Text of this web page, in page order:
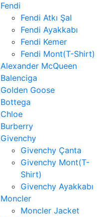
Fendi
Fendi Atkı Şal
Fendi Ayakkabı
Fendi Kemer
Fendi Mont(T-Shirt)
Alexander McQueen
Balenciga
Golden Goose
Bottega
Chloe
Burberry
Givenchy
Givenchy Çanta
Givenchy Mont(T-
Shirt)
Givenchy Ayakkabı
Moncler
Moncler Jacket